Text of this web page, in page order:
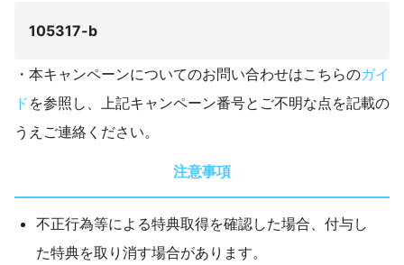
105317-b
・本キャンペーンについてのお問い合わせはこちらのガイ
ド を参照し、上記キャンペーン番号とご不明な点を記載の
うえご連絡ください。
注意事項
不正行為等による特典取得を確認した場合、付与し
た特典を取り消す場合があります。